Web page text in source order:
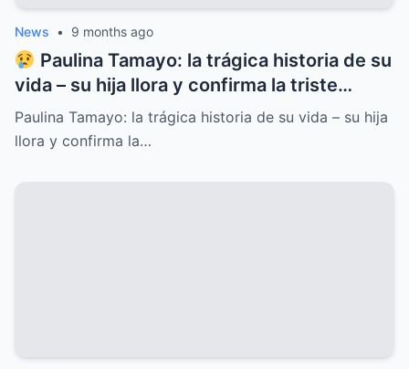
News • 9 months ago
Paulina Tamayo: la trágica historia de su
vida – su hija llora y confirma la triste
noticia
Paulina Tamayo: la trágica historia de su vida – su hija
llora y confirma la…